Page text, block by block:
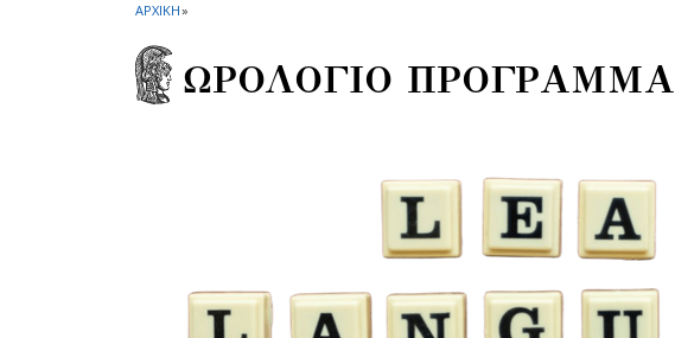
ΑΡΧΙΚΗ»
ΩΡΟΛΟΓΙΟ ΠΡΟΓΡΑΜΜΑ